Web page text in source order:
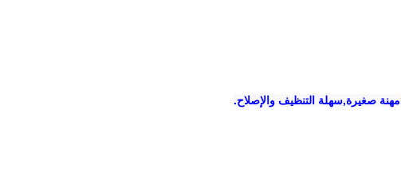
مهنة صغيرة,سهلة التنظيف والإصلاح.